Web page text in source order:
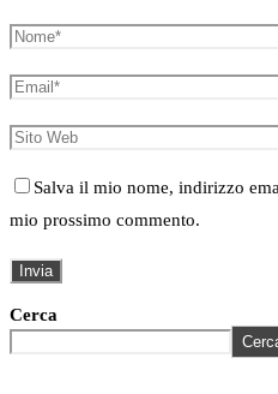
Salva il mio nome, indirizzo
mio prossimo commento.
Cerca